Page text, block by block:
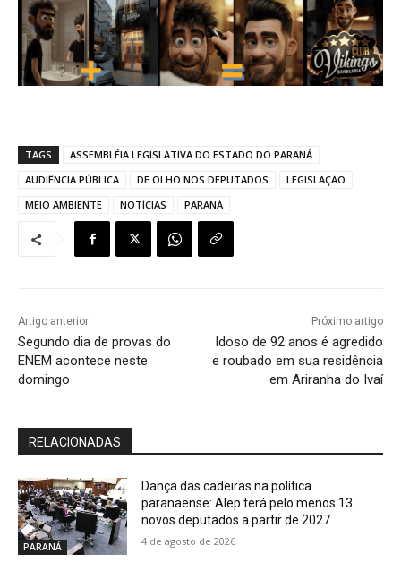
TAGS
ASSEMBLÉIA LEGISLATIVA DO ESTADO DO PARANÁ
AUDIÊNCIA PÚBLICA
DE OLHO NOS DEPUTADOS
LEGISLAÇÃO
MEIO AMBIENTE
NOTÍCIAS PARANÁ
Artigo anterior
Segundo dia de provas do
ENEM acontece neste
domingo
Próximo artigo
Idoso de 92 anos é agredido
e roubado em sua residência
em Ariranha do Ivaí
RELACIONADAS
PARANÁ
Dança das cadeiras na política
paranaense: Alep terá pelo menos 13
novos deputados a partir de 2027
4 de agosto de 2026